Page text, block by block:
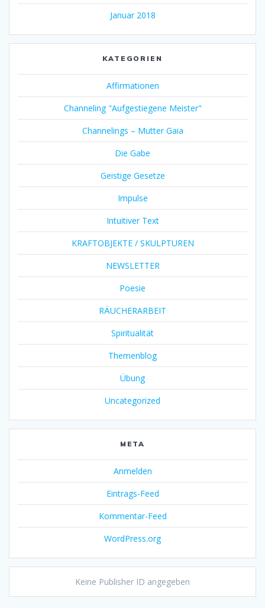
Januar 2018
KATEGORIEN
Affirmationen
Channeling "Aufgestiegene Meister"
Channelings – Mutter Gaia
Die Gabe
Geistige Gesetze
Impulse
Intuitiver Text
KRAFTOBJEKTE / SKULPTUREN
NEWSLETTER
Poesie
RÄUCHERARBEIT
Spiritualität
Themenblog
Übung
Uncategorized
META
Anmelden
Eintrags-Feed
Kommentar-Feed
WordPress.org
Keine Publisher ID angegeben